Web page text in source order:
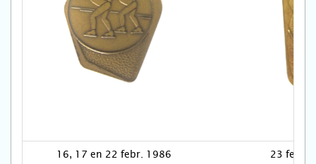
16, 17 en 22 febr. 1986 23 febr.